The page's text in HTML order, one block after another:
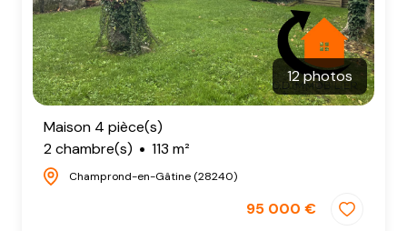
12 photos
Maison 4 pièce(s)
2 chambre(s)
113 m²
Champrond-en-Gâtine (28240)
95 000 €